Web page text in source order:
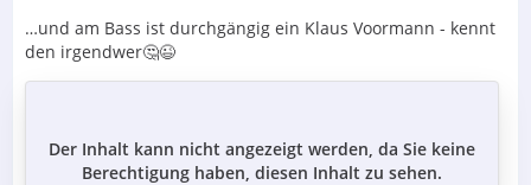
…und am Bass ist durchgängig ein Klaus Voormann - kennt
den irgendwer🤔😉
Der Inhalt kann nicht angezeigt werden, da Sie keine
Berechtigung haben, diesen Inhalt zu sehen.